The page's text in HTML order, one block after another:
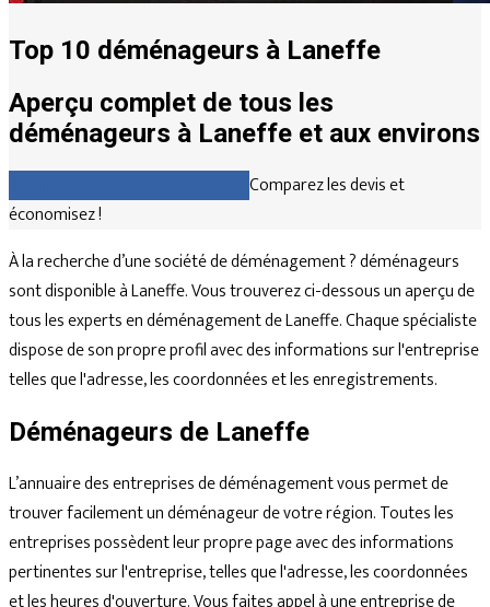
Top 10 déménageurs à Laneffe
Aperçu complet de tous les
déménageurs à Laneffe et aux environs
Comparez les devis et
économisez !
À la recherche d’une société de déménagement ? déménageurs
sont disponible à Laneffe. Vous trouverez ci-dessous un aperçu de
tous les experts en déménagement de Laneffe. Chaque spécialiste
dispose de son propre profil avec des informations sur l'entreprise
telles que l'adresse, les coordonnées et les enregistrements.
Déménageurs de Laneffe
L’annuaire des entreprises de déménagement vous permet de
trouver facilement un déménageur de votre région. Toutes les
entreprises possèdent leur propre page avec des informations
pertinentes sur l'entreprise, telles que l'adresse, les coordonnées